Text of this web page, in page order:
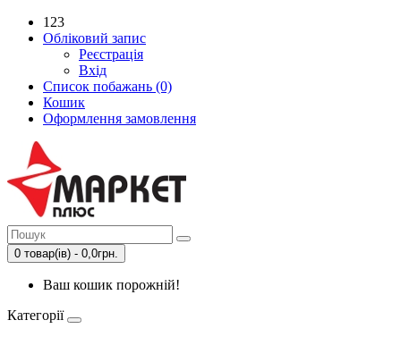
123
Обліковий запис
Реєстрація
Вхід
Список побажань (0)
Кошик
Оформлення замовлення
0 товар(ів) - 0,0грн.
Ваш кошик порожній!
Категорії